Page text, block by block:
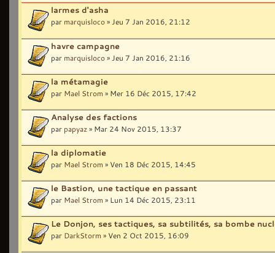
larmes d'asha
par marquisloco» Jeu 7 Jan 2016, 21:12
havre campagne
par marquisloco» Jeu 7 Jan 2016, 21:16
la métamagie
par Mael Strom » Mer 16 Déc 2015, 17:42
Analyse des factions
par papyaz» Mar 24 Nov 2015, 13:37
la diplomatie
par Mael Strom » Ven 18 Déc 2015, 14:45
le Bastion, une tactique en passant
par Mael Strom » Lun 14 Déc 2015, 23:11
Le Donjon, ses tactiques, sa subtilités, sa bombe
par DarkStorm » Ven 2 Oct 2015, 16:09